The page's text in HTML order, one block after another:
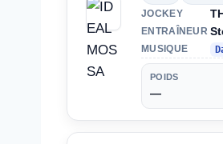
JOCKEY
ENTRAÎNEUR
MUSIQUE
POIDS
—